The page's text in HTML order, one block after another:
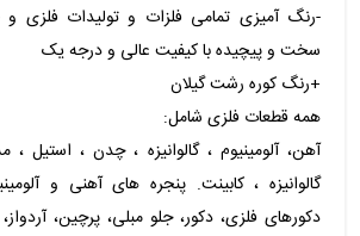
-رنگ آمیزی تمامی فلزات و تولیدات فلزی
سخت و پیچیده با کیفیت عالی و درجه یک
+رنگ کوره رشت گیلان
همه قطعات فلزی شامل:
آهن، آلومینیوم ، گالوانیزه ، چدن ، استیل
گالوانیزه ، کابینت. پنجره های آهنی و
دکورهای فلزی، دکور، جلو مبلی، پرچین، آردواز،